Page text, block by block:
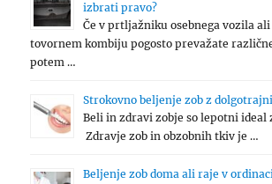
izbrati pravo?
Če v prtljažniku osebnega vozila
tovornem kombiju pogosto prevažate
potem …
Strokovno beljenje zob z
Beli in zdravi zobje so lepotni ideal
Zdravje zob in obzobnih tkiv je …
Beljenje zob doma ali raje v